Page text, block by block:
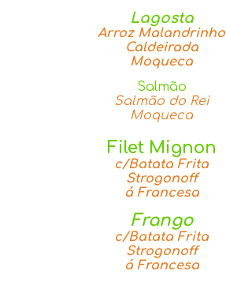
Lagosta
Arroz Malandrinho
Caldeirada
Moqueca
Salmão
Salmão do Rei
Moqueca
Filet Mignon
c/Batata Frita
Strogonoff
á Francesa
Frango
c/Batata Frita
Strogonoff
á Francesa